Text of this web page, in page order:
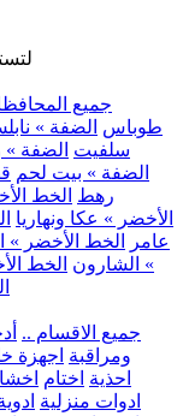
.. جميع
طوباس الضفة »
سلفيت الضفة »
الضفة » بيت لحم
رهط الخط
الأخضر » عكا ونهاريا
عامر
الخط الأخضر »
» الشارون الخط
.. جميع الاقسام ..
ومراقبة اجهزة
احذية اختام
ادوات منزلية